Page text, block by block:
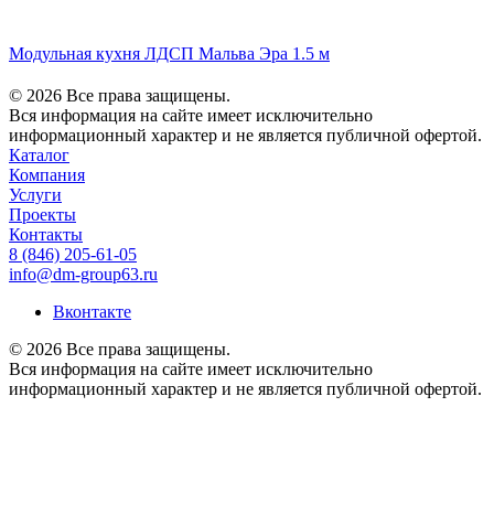
Модульная кухня ЛДСП Мальва Эра 1.5 м
© 2026 Все права защищены.
Вся информация на сайте имеет исключительно
информационный характер и не является публичной офертой.
Каталог
Компания
Услуги
Проекты
Контакты
8 (846) 205-61-05
info@dm-group63.ru
Вконтакте
© 2026 Все права защищены.
Вся информация на сайте имеет исключительно
информационный характер и не является публичной офертой.